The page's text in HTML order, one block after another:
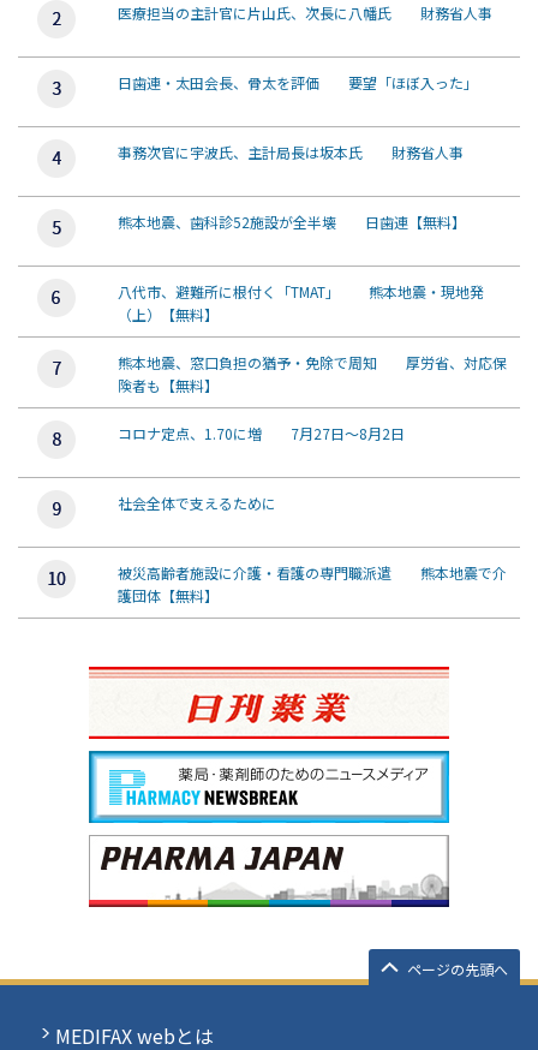
医療担当の主計官に片山氏、次長に八幡氏 財務省人事
日歯連・太田会長、骨太を評価 要望「ほぼ入った」
事務次官に宇波氏、主計局長は坂本氏 財務省人事
熊本地震、歯科診52施設が全半壊 日歯連【無料】
八代市、避難所に根付く「TMAT」 熊本地震・現地発
（上）【無料】
熊本地震、窓口負担の猶予・免除で周知 厚労省、対応保
険者も【無料】
コロナ定点、1.70に増 7月27日～8月2日
社会全体で支えるために
被災高齢者施設に介護・看護の専門職派遣 熊本地震で介
護団体【無料】
ページの先頭へ
MEDIFAX webとは